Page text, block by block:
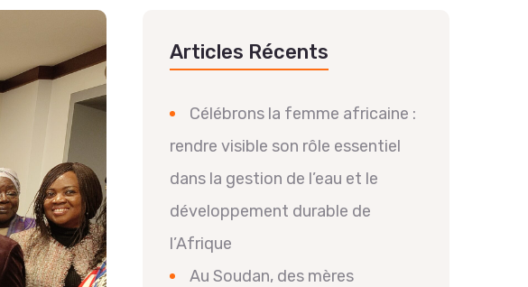
Articles Récents
Célébrons la femme africaine :
rendre visible son rôle essentiel
dans la gestion de l’eau et le
développement durable de
l’Afrique
Au Soudan, des mères